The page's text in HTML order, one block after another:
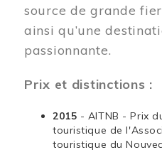
source de grande
ainsi qu’une
passionnante.
Prix et distinctions :
2015 - AITNB - Prix
touristique de
touristique du